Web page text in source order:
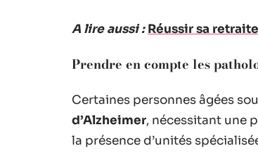
A lire aussi : Réussir sa
Prendre en compte les
Certaines personnes âgées
d’Alzheimer, nécessitant une
la présence d’unités